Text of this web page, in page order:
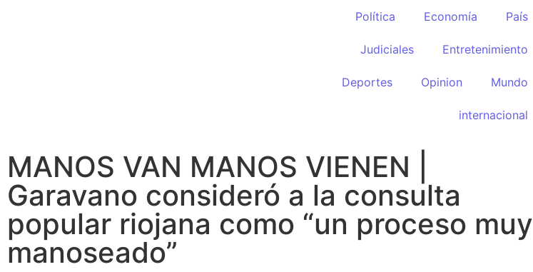
Política Economía País
Judiciales Entretenimiento
Deportes Opinion Mundo
internacional
MANOS VAN MANOS VIENEN |
Garavano consideró a la consulta
popular riojana como “un proceso muy
manoseado”